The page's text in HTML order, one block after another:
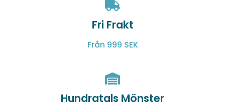
Fri Frakt
Från 999 SEK
Hundratals Mönster